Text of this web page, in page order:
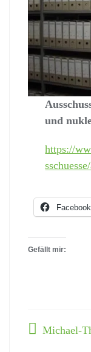
und
https://
Facebook
Gefällt mir:
Michael-